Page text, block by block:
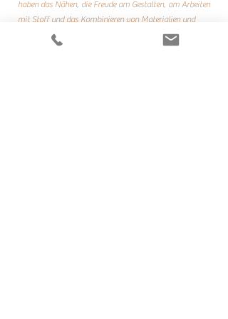
haben das Nähen, die Freude am Gestalten, am Arbeiten
mit Stoff und das Kombinieren von Materialien und
Farben entdeckt. Aus Leidenschaft und als Ausgleich
kreieren wir in unserer Freizeit unsere Lieblingsstücke